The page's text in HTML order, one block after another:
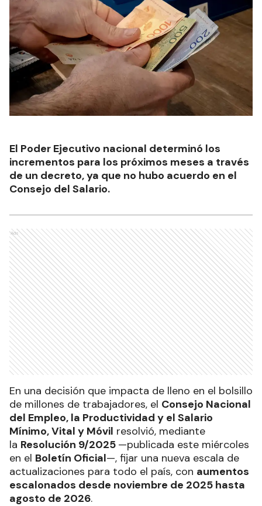
El Poder Ejecutivo nacional determinó los
incrementos para los próximos meses a través
de un decreto, ya que no hubo acuerdo en el
Consejo del Salario.
Ads
En una decisión que impacta de lleno en el bolsillo
de millones de trabajadores, el Consejo Nacional
del Empleo, la Productividad y el Salario
Mínimo, Vital y Móvil resolvió, mediante
la Resolución 9/2025 —publicada este miércoles
en el Boletín Oficial—, fijar una nueva escala de
actualizaciones para todo el país, con aumentos
escalonados desde noviembre de 2025 hasta
agosto de 2026.